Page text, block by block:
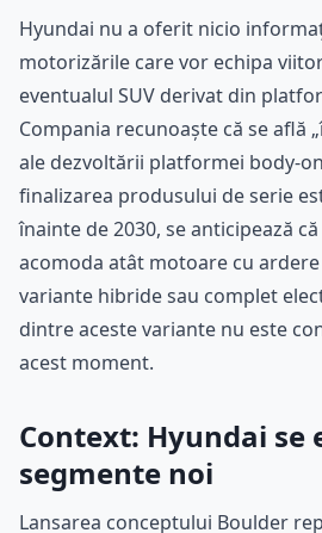
Hyundai nu a oferit nicio
motorizările care vor echipa
eventualul SUV derivat din
Compania recunoaște că se află
ale dezvoltării platformei body-
finalizarea produsului de serie
înainte de 2030, se anticipează
acomoda atât motoare cu
variante hibride sau complet
dintre aceste variante nu este
acest moment.
Context: Hyundai se
segmente noi
Lansarea conceptului Boulder